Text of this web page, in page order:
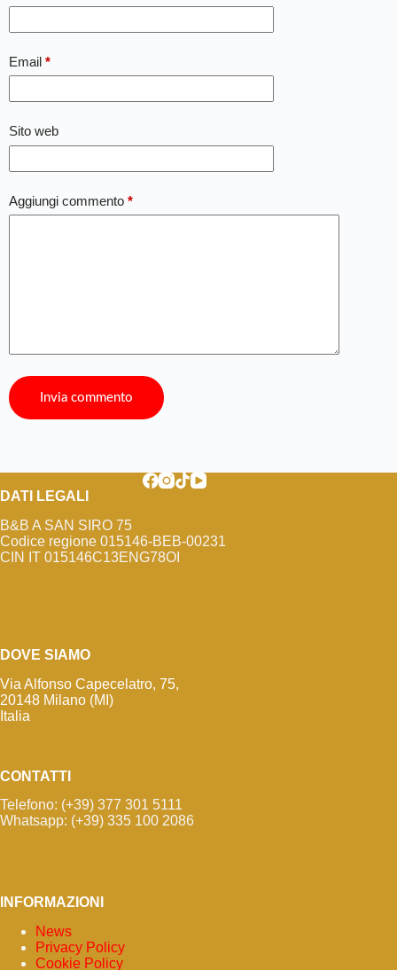
Email *
Sito web
Aggiungi commento *
Invia commento
DATI LEGALI
B&B A SAN SIRO 75
Codice regione 015146-BEB-00231
CIN IT 015146C13ENG78OI
DOVE SIAMO
Via Alfonso Capecelatro, 75,
20148 Milano (MI)
Italia
CONTATTI
Telefono: (+39) 377 301 5111
Whatsapp: (+39) 335 100 2086
INFORMAZIONI
News
Privacy Policy
Cookie Policy